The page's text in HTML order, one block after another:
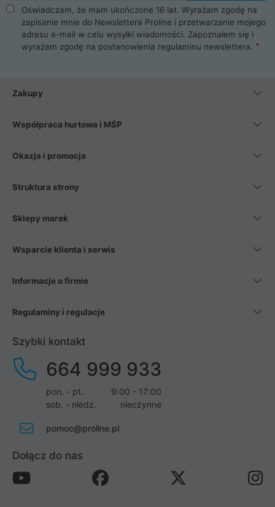
takie jak procesory, karty graficzne, płyty główne, pamięci,
dyski SSD, M.2 oraz HDD. Nasi pracownicy pomogą Ci wybrać
najlepszy zasilacz komputerowy oraz obudowę do komputera.
Poza komputerami mamy również najlepsze na rynku
Smartfony takich producentów jak Xiaomi, Apple, Samsung i
wentylatory. Na koniec mając już to wszystko, możesz
Oświadczam, że mam ukończone 16 lat. Wyrażam zgodę na
zapisanie mnie do Newslettera Proline i przetwarzanie mojego
adresu e-mail w celu wysyłki wiadomości. Zapoznałem się i
wyrażam zgodę na postanowienia regulaminu newslettera.
Zakupy
Współpraca hurtowa i MŚP
Okazja i promocja
Struktura strony
Sklepy marek
Wsparcie klienta i serwis
Informacje o firmie
Regulaminy i regulacje
Szybki kontakt
664 999 933
pon. - pt.
9:00 - 17:00
sob. - niedz.
nieczynne
pomoc@proline.pl
Dołącz do nas